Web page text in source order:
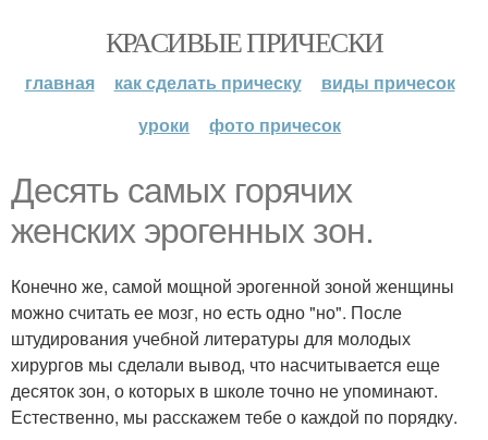
КРАСИВЫЕ ПРИЧЕСКИ
главная как сделать прическу
виды причесок
уроки
фото причесок
Десять самых горячих
женских эрогенных зон.
Конечно же, самой мощной эрогенной зоной женщины
можно считать ее мозг, но есть одно "но". После
штудирования учебной литературы для молодых
хирургов мы сделали вывод, что насчитывается еще
десяток зон, о которых в школе точно не упоминают.
Естественно, мы расскажем тебе о каждой по порядку.